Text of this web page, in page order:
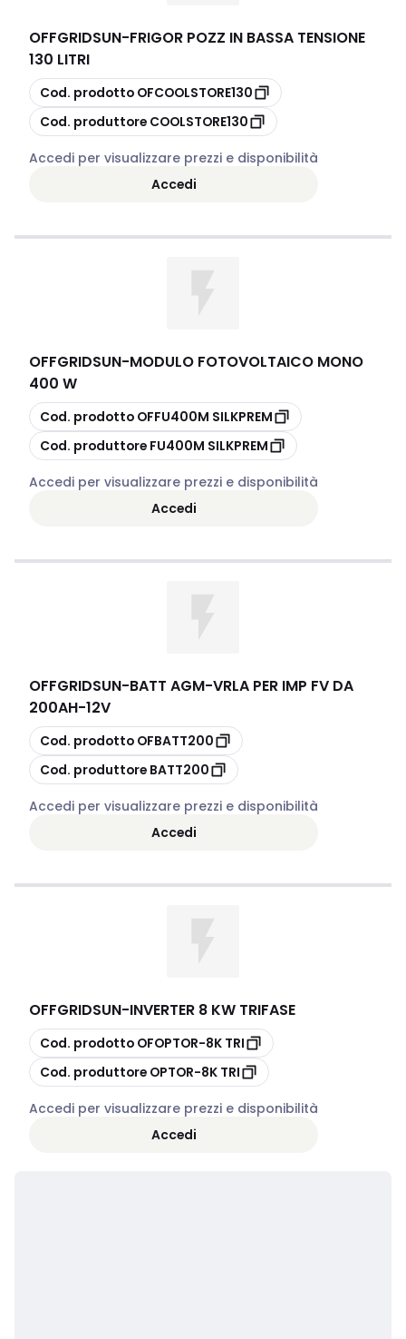
OFFGRIDSUN-FRIGOR POZZ IN BASSA TENSIONE
130 LITRI
copia
Cod. prodotto OFCOOLSTORE130
copia
Cod. produttore COOLSTORE130
Accedi per visualizzare prezzi e disponibilità
Accedi
OFFGRIDSUN-MODULO FOTOVOLTAICO MONO
400 W
copia
Cod. prodotto OFFU400M SILKPREM
copia
Cod. produttore FU400M SILKPREM
Accedi per visualizzare prezzi e disponibilità
Accedi
OFFGRIDSUN-BATT AGM-VRLA PER IMP FV DA
200AH-12V
copia
Cod. prodotto OFBATT200
copia
Cod. produttore BATT200
Accedi per visualizzare prezzi e disponibilità
Accedi
OFFGRIDSUN-INVERTER 8 KW TRIFASE
copia
Cod. prodotto OFOPTOR-8K TRI
copia
Cod. produttore OPTOR-8K TRI
Accedi per visualizzare prezzi e disponibilità
Accedi